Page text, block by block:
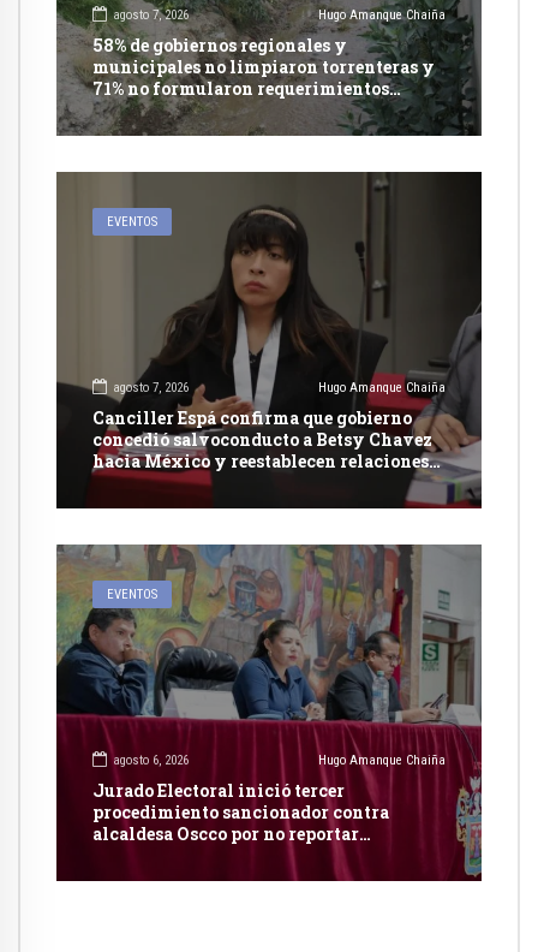
agosto 7, 2026 Hugo Amanque Chaiña
58% de gobiernos regionales y
municipales no limpiaron torrenteras y
71% no formularon requerimientos
presupuestales afirma informe de
Contraloría
EVENTOS
agosto 7, 2026 Hugo Amanque Chaiña
Canciller Espá confirma que gobierno
concedió salvoconducto a Betsy Chavez
hacia México y reestablecen relaciones
con dicho país
EVENTOS
agosto 6, 2026 Hugo Amanque Chaiña
Jurado Electoral inició tercer
procedimiento sancionador contra
alcaldesa Oscco por no reportar